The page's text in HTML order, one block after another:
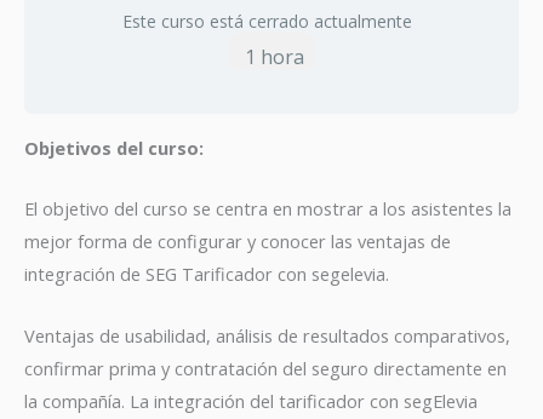
Este curso está cerrado actualmente
1 hora
Objetivos del curso:
El objetivo del curso se centra en mostrar a los asistentes la
mejor forma de configurar y conocer las ventajas de
integración de SEG Tarificador con segelevia.
Ventajas de usabilidad, análisis de resultados comparativos,
confirmar prima y contratación del seguro directamente en
la compañía. La integración del tarificador con segElevia